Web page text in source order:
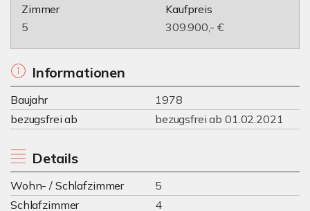
Zimmer
5
Kaufpreis
309.900,- €
Informationen
Baujahr
1978
bezugsfrei ab
bezugsfrei ab 01.02.2021
Details
Wohn- / Schlafzimmer
5
Schlafzimmer
4